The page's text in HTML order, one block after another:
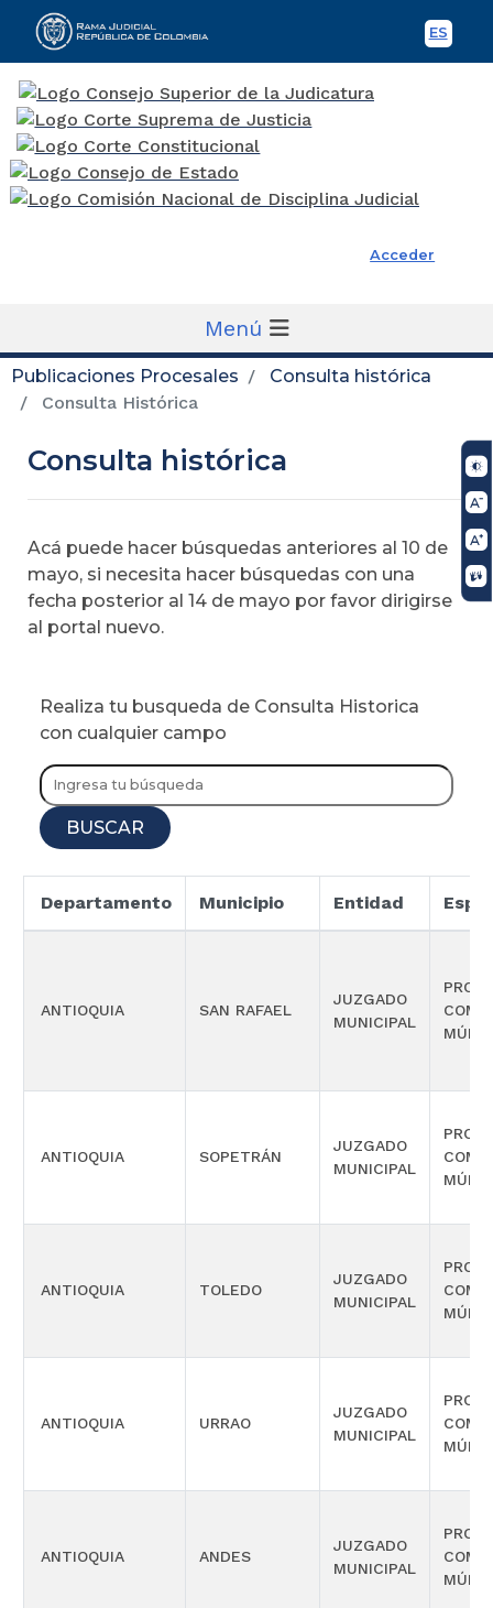
ES
Rama Judicial
Acceder
Menú
Publicaciones Procesales
Consulta histórica
Consulta Histórica
Consulta histórica
Acá puede hacer búsquedas anteriores al 10 de
mayo, si necesita hacer búsquedas con una
fecha posterior al 14 de mayo por favor dirigirse
al portal nuevo.
Realiza tu busqueda de Consulta Historica
con cualquier campo
BUSCAR
Departamento Municipio Entidad
ANTIOQUIA SAN RAFAEL
JUZGADO
MUNICIPAL
ANTIOQUIA SOPETRÁN
JUZGADO
MUNICIPAL
ANTIOQUIA TOLEDO
JUZGADO
MUNICIPAL
ANTIOQUIA URRAO
JUZGADO
MUNICIPAL
ANTIOQUIA ANDES
JUZGADO
MUNICIPAL